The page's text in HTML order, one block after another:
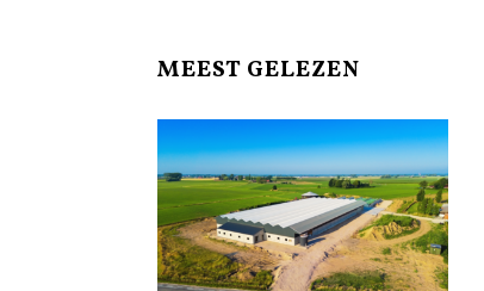
MEEST GELEZEN